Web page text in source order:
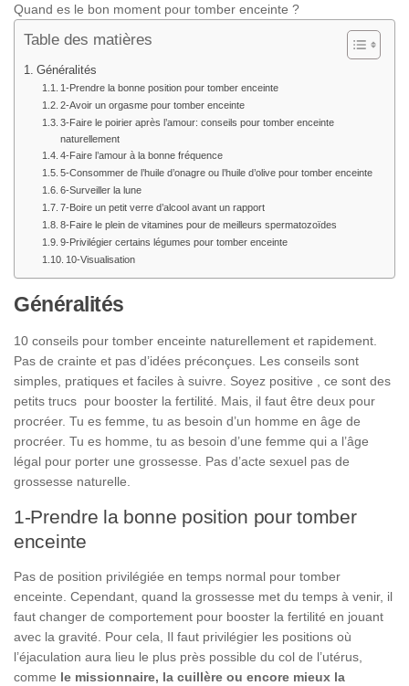
Quand es le bon moment pour tomber enceinte ?
Table des matières
Généralités
1-Prendre la bonne position pour tomber enceinte
2-Avoir un orgasme pour tomber enceinte
3-Faire le poirier après l’amour: conseils pour tomber enceinte
naturellement
4-Faire l’amour à la bonne fréquence
5-Consommer de l’huile d’onagre ou l’huile d’olive pour tomber enceinte
6-Surveiller la lune
7-Boire un petit verre d’alcool avant un rapport
8-Faire le plein de vitamines pour de meilleurs spermatozoïdes
9-Privilégier certains légumes pour tomber enceinte
10-Visualisation
Généralités
10 conseils pour tomber enceinte naturellement et rapidement.
Pas de crainte et pas d’idées préconçues. Les conseils sont
simples, pratiques et faciles à suivre. Soyez positive , ce sont des
petits trucs pour booster la fertilité. Mais, il faut être deux pour
procréer. Tu es femme, tu as besoin d’un homme en âge de
procréer. Tu es homme, tu as besoin d’une femme qui a l’âge
légal pour porter une grossesse. Pas d’acte sexuel pas de
grossesse naturelle.
1-Prendre la bonne position pour tomber
enceinte
Pas de position privilégiée en temps normal pour tomber
enceinte. Cependant, quand la grossesse met du temps à venir, il
faut changer de comportement pour booster la fertilité en jouant
avec la gravité. Pour cela, Il faut privilégier les positions où
l’éjaculation aura lieu le plus près possible du col de l’utérus,
comme le missionnaire, la cuillère ou encore mieux la